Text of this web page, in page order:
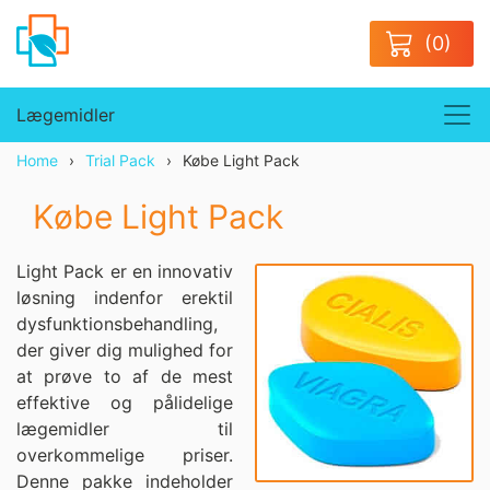
(0)
Lægemidler
Home Trial Pack Købe Light Pack
Købe Light Pack
Light Pack er en innovativ
løsning indenfor erektil
dysfunktionsbehandling,
der giver dig mulighed for
at prøve to af de mest
effektive og pålidelige
lægemidler til
overkommelige priser.
Denne pakke indeholder